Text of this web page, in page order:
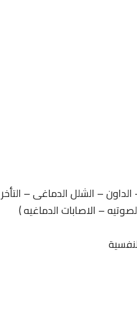
الداون – الشلل الدماغى –
– الاصابات الدماغيه )